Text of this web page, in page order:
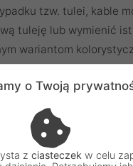
tzw. tulei, kable
tuleję lub wymienić
wariantom
w promieniowaniu
wzrok.
o Twoją
z ciasteczekw celu